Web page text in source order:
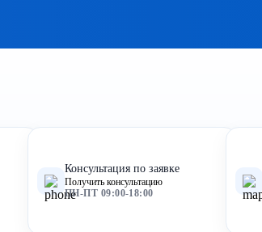
Консультация по заявке
Получить консультацию
ПН-ПТ 09:00-18:00